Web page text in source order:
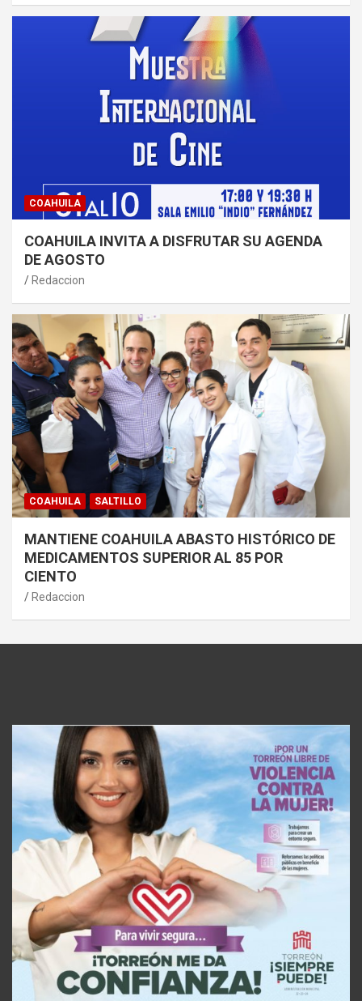
COAHUILA
COAHUILA INVITA A DISFRUTAR SU AGENDA
DE AGOSTO
Redaccion
COAHUILA SALTILLO
MANTIENE COAHUILA ABASTO HISTÓRICO DE
MEDICAMENTOS SUPERIOR AL 85 POR
CIENTO
Redaccion